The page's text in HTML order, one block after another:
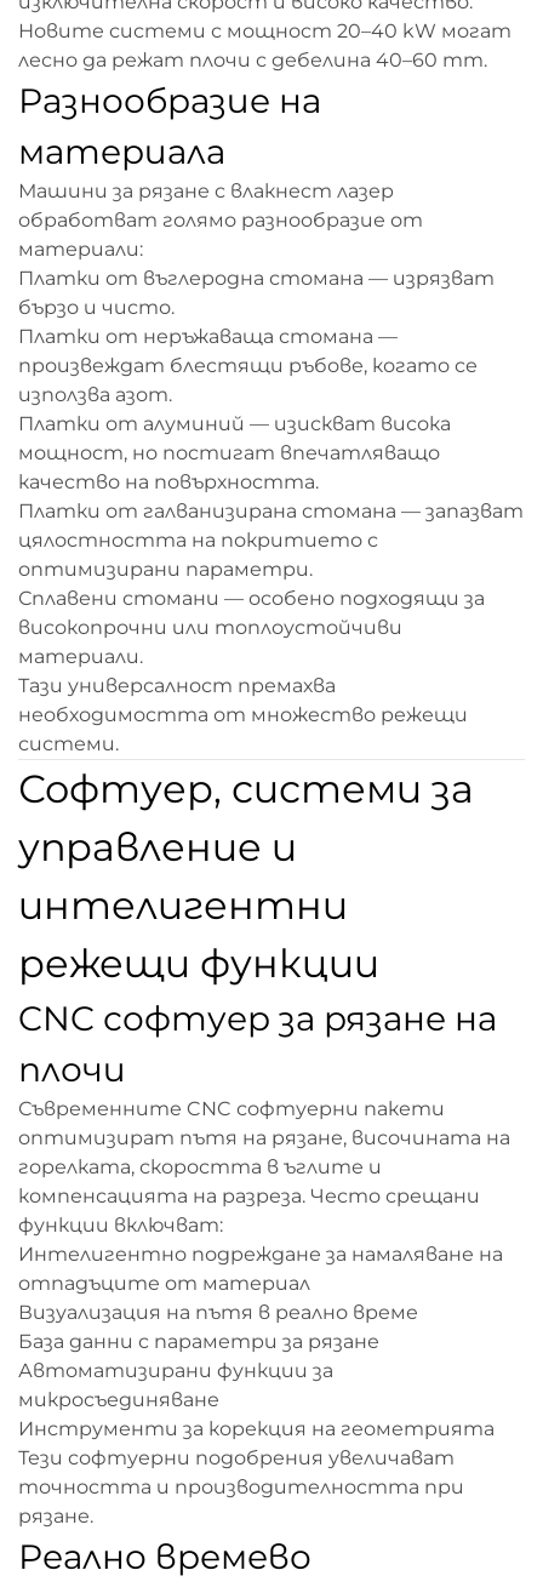
Новите системи с мощност 20–40 kW могат
лесно да режат плочи с дебелина 40–60 mm.
Разнообразие на
материала
Машини за рязане с влакнест лазер
обработват голямо разнообразие от
материали:
Платки от въглеродна стомана — изрязват
бързо и чисто.
Платки от неръжаваща стомана —
произвеждат блестящи ръбове, когато се
използва азот.
Платки от алуминий — изискват висока
мощност, но постигат впечатляващо
качество на повърхността.
Платки от галванизирана стомана — запазват
цялостността на покритието с
оптимизирани параметри.
Сплавени стомани — особено подходящи за
високопрочни или топлоустойчиви
материали.
Тази универсалност премахва
необходимостта от множество режещи
системи.
Софтуер, системи за
управление и
интелигентни
режещи функции
CNC софтуер за рязане на
плочи
Съвременните CNC софтуерни пакети
оптимизират пътя на рязане, височината на
горелката, скоростта в ъглите и
компенсацията на разреза. Често срещани
функции включват:
Интелигентно подреждане за намаляване на
отпадъците от материал
Визуализация на пътя в реално време
База данни с параметри за рязане
Автоматизирани функции за
микросъединяване
Инструменти за корекция на геометрията
Тези софтуерни подобрения увеличават
точността и производителността при
рязане.
Реално времево